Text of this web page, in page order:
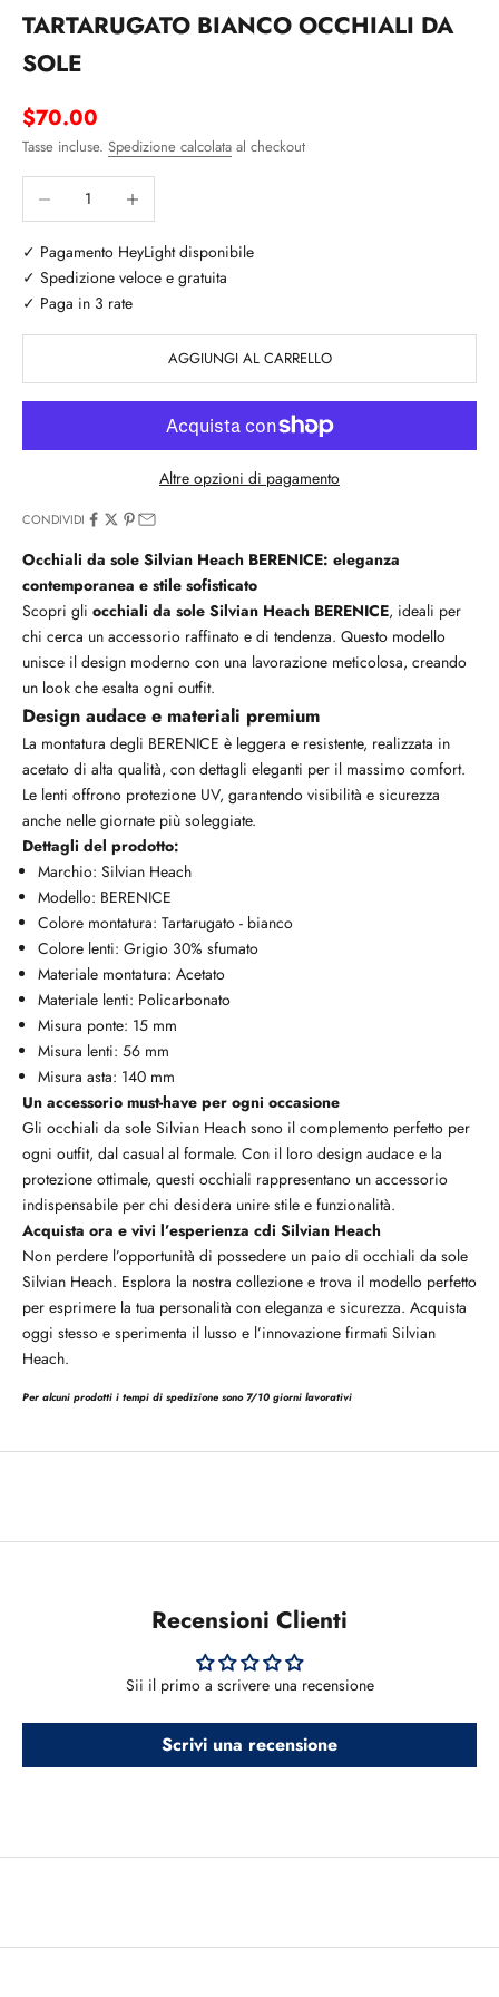
TARTARUGATO BIANCO OCCHIALI DA
SOLE
Prezzo scontato
$70.00
Tasse incluse. Spedizione calcolata al checkout
Diminuisci quantitàAumenta quantità
✓ Pagamento HeyLight disponibile
✓ Spedizione veloce e gratuita
✓ Paga in 3 rate
AGGIUNGI AL CARRELLO
Altre opzioni di pagamento
CONDIVIDI
Occhiali da sole Silvian Heach BERENICE: eleganza
contemporanea e stile sofisticato
Scopri gli occhiali da sole Silvian Heach BERENICE, ideali per
chi cerca un accessorio raffinato e di tendenza. Questo modello
unisce il design moderno con una lavorazione meticolosa, creando
un look che esalta ogni outfit.
Design audace e materiali premium
La montatura degli BERENICE è leggera e resistente, realizzata in
acetato di alta qualità, con dettagli eleganti per il massimo comfort.
Le lenti offrono protezione UV, garantendo visibilità e sicurezza
anche nelle giornate più soleggiate.
Dettagli del prodotto:
Marchio: Silvian Heach
Modello: BERENICE
Colore montatura: Tartarugato - bianco
Colore lenti: Grigio 30% sfumato
Materiale montatura: Acetato
Materiale lenti: Policarbonato
Misura ponte: 15 mm
Misura lenti: 56 mm
Misura asta: 140 mm
Un accessorio must-have per ogni occasione
Gli occhiali da sole Silvian Heach sono il complemento perfetto per
ogni outfit, dal casual al formale. Con il loro design audace e la
protezione ottimale, questi occhiali rappresentano un accessorio
indispensabile per chi desidera unire stile e funzionalità.
Acquista ora e vivi l’esperienza cdi Silvian Heach
Non perdere l’opportunità di possedere un paio di occhiali da sole
Silvian Heach. Esplora la nostra collezione e trova il modello perfetto
per esprimere la tua personalità con eleganza e sicurezza. Acquista
oggi stesso e sperimenta il lusso e l’innovazione firmati Silvian
Heach.
Per alcuni prodotti i tempi di spedizione sono 7/10 giorni lavorativi
Recensioni Clienti
Sii il primo a scrivere una recensione
Scrivi una recensione